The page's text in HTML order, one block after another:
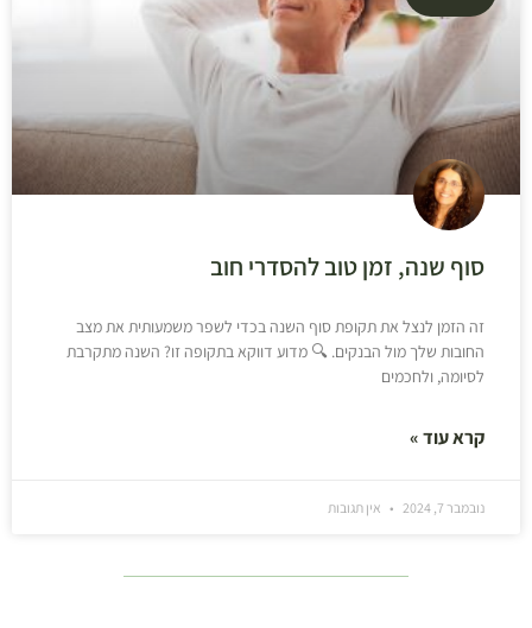
סוף שנה, זמן טוב להסדרי חוב
זה הזמן לנצל את תקופת סוף השנה בכדי לשפר משמעותית את מצב
החובות שלך מול הבנקים. 🔍 מדוע דווקא בתקופה זו? השנה מתקרבת
לסיומה, ולחכמים
קרא עוד »
נובמבר 7, 2024 אין תגובות